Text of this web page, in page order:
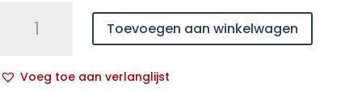
Active
Large
Toevoegen aan winkelwagen
Voeg toe aan verlanglijst